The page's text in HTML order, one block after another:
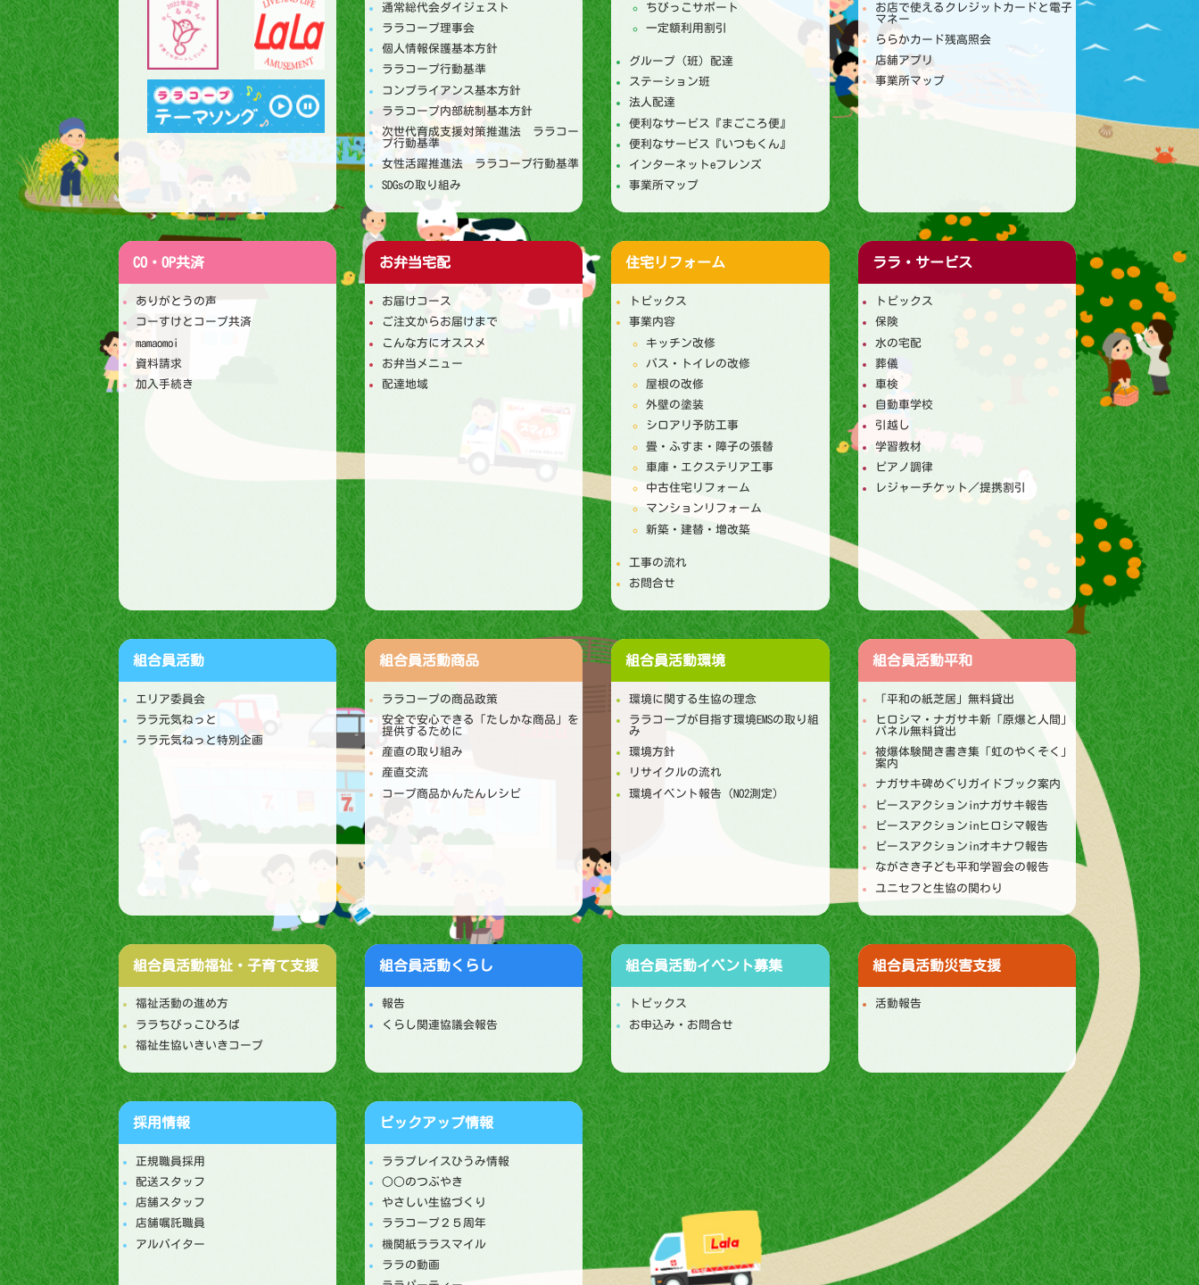
通常総代会ダイジェスト
ララコープ理事会
個人情報保護基本方針
ララコープ行動基準
コンプライアンス基本方針
ララコープ内部統制基本方針
次世代育成支援対策推進法 ララコー
プ行動基準
女性活躍推進法 ララコープ行動基準
SDGsの取り組み
ちびっこサポート
一定額利用割引
グループ（班）配達
ステーション班
法人配達
便利なサービス『まごころ便』
便利なサービス『いつもくん』
インターネットeフレンズ
事業所マップ
お店で使えるクレジットカードと電子
マネー
ららかカード残高照会
店舗アプリ
事業所マップ
CO・OP共済
ありがとうの声
コーすけとコープ共済
mamaomoi
資料請求
加入手続き
お弁当宅配
お届けコース
ご注文からお届けまで
こんな方にオススメ
お弁当メニュー
配達地域
住宅リフォーム
トピックス
事業内容
キッチン改修
バス・トイレの改修
屋根の改修
外壁の塗装
シロアリ予防工事
畳・ふすま・障子の張替
車庫・エクステリア工事
中古住宅リフォーム
マンションリフォーム
新築・建替・増改築
工事の流れ
お問合せ
ララ・サービス
トピックス
保険
水の宅配
葬儀
車検
自動車学校
引越し
学習教材
ピアノ調律
レジャーチケット／提携割引
組合員活動
エリア委員会
ララ元気ねっと
ララ元気ねっと特別企画
組合員活動商品
ララコープの商品政策
安全で安心できる「たしかな商品」を
提供するために
産直の取り組み
産直交流
コープ商品かんたんレシピ
組合員活動環境
環境に関する生協の理念
ララコープが目指す環境EMSの取り組
み
環境方針
リサイクルの流れ
環境イベント報告（NO2測定）
組合員活動平和
「平和の紙芝居」無料貸出
ヒロシマ・ナガサキ新「原爆と人間」
パネル無料貸出
被爆体験聞き書き集「虹のやくそく」
案内
ナガサキ碑めぐりガイドブック案内
ピースアクションinナガサキ報告
ピースアクションinヒロシマ報告
ピースアクションinオキナワ報告
ながさき子ども平和学習会の報告
ユニセフと生協の関わり
組合員活動福祉・子育て支援
福祉活動の進め方
ララちびっこひろば
福祉生協いきいきコープ
組合員活動くらし
報告
くらし関連協議会報告
組合員活動イベント募集
トピックス
お申込み・お問合せ
組合員活動災害支援
活動報告
採用情報
正規職員採用
配送スタッフ
店舗スタッフ
店舗嘱託職員
アルバイター
ピックアップ情報
ララプレイスひうみ情報
○○のつぶやき
やさしい生協づくり
ララコープ２５周年
機関紙ララスマイル
ララの動画